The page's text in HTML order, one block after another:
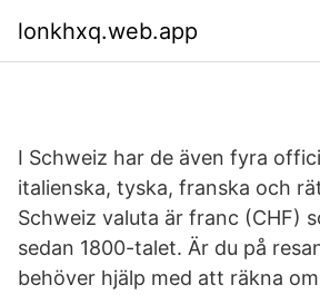
lonkhxq.web.app
I Schweiz har de även fyra
italienska, tyska, franska och
Schweiz valuta är franc (CHF)
sedan 1800-talet. Är du på
behöver hjälp med att räkna